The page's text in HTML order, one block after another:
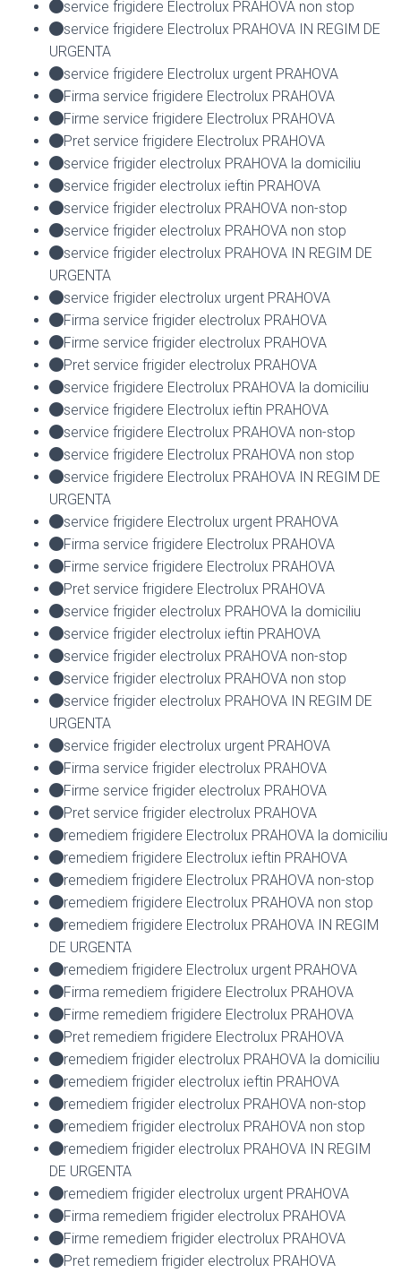
service frigidere Electrolux PRAHOVA non stop
service frigidere Electrolux PRAHOVA IN REGIM DE
URGENTA
service frigidere Electrolux urgent PRAHOVA
Firma service frigidere Electrolux PRAHOVA
Firme service frigidere Electrolux PRAHOVA
Pret service frigidere Electrolux PRAHOVA
service frigider electrolux PRAHOVA la domiciliu
service frigider electrolux ieftin PRAHOVA
service frigider electrolux PRAHOVA non-stop
service frigider electrolux PRAHOVA non stop
service frigider electrolux PRAHOVA IN REGIM DE
URGENTA
service frigider electrolux urgent PRAHOVA
Firma service frigider electrolux PRAHOVA
Firme service frigider electrolux PRAHOVA
Pret service frigider electrolux PRAHOVA
service frigidere Electrolux PRAHOVA la domiciliu
service frigidere Electrolux ieftin PRAHOVA
service frigidere Electrolux PRAHOVA non-stop
service frigidere Electrolux PRAHOVA non stop
service frigidere Electrolux PRAHOVA IN REGIM DE
URGENTA
service frigidere Electrolux urgent PRAHOVA
Firma service frigidere Electrolux PRAHOVA
Firme service frigidere Electrolux PRAHOVA
Pret service frigidere Electrolux PRAHOVA
service frigider electrolux PRAHOVA la domiciliu
service frigider electrolux ieftin PRAHOVA
service frigider electrolux PRAHOVA non-stop
service frigider electrolux PRAHOVA non stop
service frigider electrolux PRAHOVA IN REGIM DE
URGENTA
service frigider electrolux urgent PRAHOVA
Firma service frigider electrolux PRAHOVA
Firme service frigider electrolux PRAHOVA
Pret service frigider electrolux PRAHOVA
remediem frigidere Electrolux PRAHOVA la domiciliu
remediem frigidere Electrolux ieftin PRAHOVA
remediem frigidere Electrolux PRAHOVA non-stop
remediem frigidere Electrolux PRAHOVA non stop
remediem frigidere Electrolux PRAHOVA IN REGIM
DE URGENTA
remediem frigidere Electrolux urgent PRAHOVA
Firma remediem frigidere Electrolux PRAHOVA
Firme remediem frigidere Electrolux PRAHOVA
Pret remediem frigidere Electrolux PRAHOVA
remediem frigider electrolux PRAHOVA la domiciliu
remediem frigider electrolux ieftin PRAHOVA
remediem frigider electrolux PRAHOVA non-stop
remediem frigider electrolux PRAHOVA non stop
remediem frigider electrolux PRAHOVA IN REGIM
DE URGENTA
remediem frigider electrolux urgent PRAHOVA
Firma remediem frigider electrolux PRAHOVA
Firme remediem frigider electrolux PRAHOVA
Pret remediem frigider electrolux PRAHOVA